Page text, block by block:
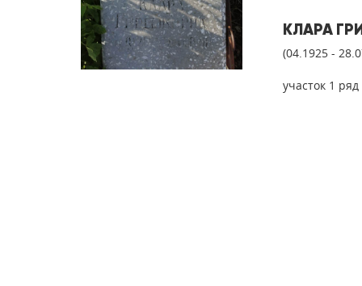
КЛАРА
(04.1925 -
участок 1